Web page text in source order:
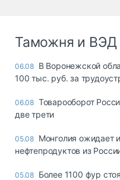
Таможня и ВЭД
06.08 В Воронежской
100 тыс. руб. за
06.08 Товарооборот
две трети
05.08 Монголия ожидает
нефтепродуктов из
05.08 Более 1100 фур